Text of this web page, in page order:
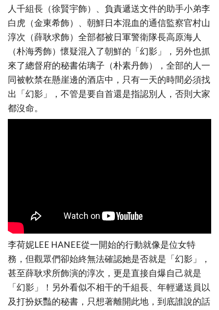
人千組長（徐賢宇飾）、負責遞送文件的助手小弟李
白虎（金東希飾）、朝鮮日本混血的通信監察官村山
淳次（薛耿求飾）全部都被日軍警衛隊長高原海人
（朴海秀飾）懷疑混入了朝鮮的「幻影」，另外也抓
來了總督府的秘書佑璃子（朴素丹飾），全部的人一
同被軟禁在懸崖邊的酒店中，只有一天的時間必須找
出「幻影」，不管是要自首還是指認別人，否則大家
都沒命。
李荷妮LEE HANEE從一開始的行動就像是位女特
務，但觀眾們卻始終無法確認她是否就是「幻影」，
甚至薛耿求所飾演的淳次，更是直接自爆自己就是
「幻影」！另外看似不相干的千組長、年輕遞送員以
及打扮妖豔的秘書，只想著離開此地，到底誰說的話